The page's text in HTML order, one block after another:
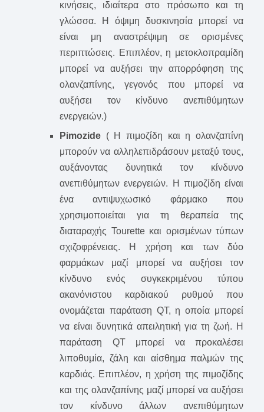
κινήσεις, ιδιαίτερα στο πρόσωπο και τη
γλώσσα. Η όψιμη δυσκινησία μπορεί να
είναι μη αναστρέψιμη σε ορισμένες
περιπτώσεις. Επιπλέον, η μετοκλοπραμίδη
μπορεί να αυξήσει την απορρόφηση της
ολανζαπίνης, γεγονός που μπορεί να
αυξήσει τον κίνδυνο ανεπιθύμητων
ενεργειών.)
Pimozide ( Η πιμοζίδη και η ολανζαπίνη
μπορούν να αλληλεπιδράσουν μεταξύ τους,
αυξάνοντας δυνητικά τον κίνδυνο
ανεπιθύμητων ενεργειών. Η πιμοζίδη είναι
ένα αντιψυχωσικό φάρμακο που
χρησιμοποιείται για τη θεραπεία της
διαταραχής Tourette και ορισμένων τύπων
σχιζοφρένειας. Η χρήση και των δύο
φαρμάκων μαζί μπορεί να αυξήσει τον
κίνδυνο ενός συγκεκριμένου τύπου
ακανόνιστου καρδιακού ρυθμού που
ονομάζεται παράταση QT, η οποία μπορεί
να είναι δυνητικά απειλητική για τη ζωή. Η
παράταση QT μπορεί να προκαλέσει
λιποθυμία, ζάλη και αίσθημα παλμών της
καρδιάς. Επιπλέον, η χρήση της πιμοζίδης
και της ολανζαπίνης μαζί μπορεί να αυξήσει
τον κίνδυνο άλλων ανεπιθύμητων